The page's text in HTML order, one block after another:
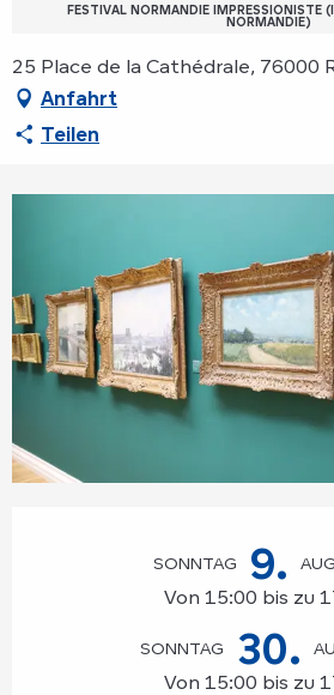
FESTIVAL NORMANDIE IMPRESSIONISTE
NORMANDIE)
25 Place de la Cathédrale, 76000
Anfahrt
Teilen
SONNTAG 9.
Von 15:00 bis zu
SONNTAG 30.
Von 15:00 bis zu